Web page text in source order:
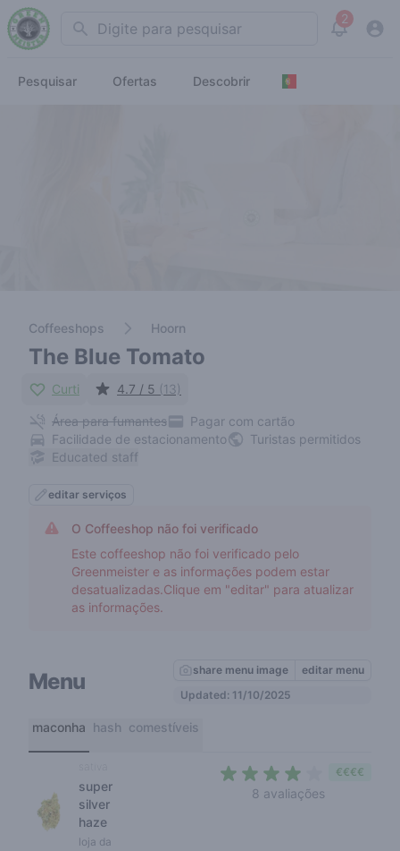
Search 2
View
Pesquisar Ofertas Descobrir
Coffeeshops Hoorn
The Blue Tomato
Curti 4.7 / 5 (13)
Área para fumantes
Pagar com cartão
Facilidade de estacionamento
Turistas permitidos
Educated staff
editar serviços
O Coffeeshop não foi verificado
Este coffeeshop não foi verificado pelo
Greenmeister e as informações podem estar
desatualizadas.Clique em "editar" para atualizar
as informações.
Menu share menu image
editar menu
Updated: 11/10/2025
maconha hash comestíveis
super
silver
haze
loja da
8 avaliações
€€€€